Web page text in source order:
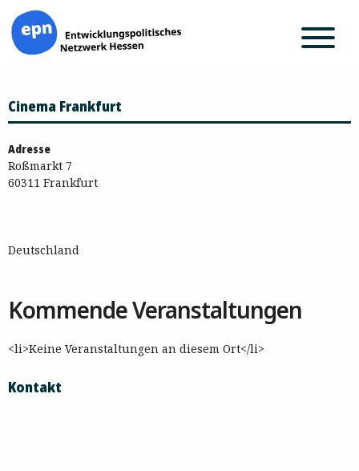
Inhalt
springen
Cinema Frankfurt
Adresse
Roßmarkt 7
60311 Frankfurt
Deutschland
Kommende Veranstaltungen
<li>Keine Veranstaltungen an diesem Ort</li>
Kontakt